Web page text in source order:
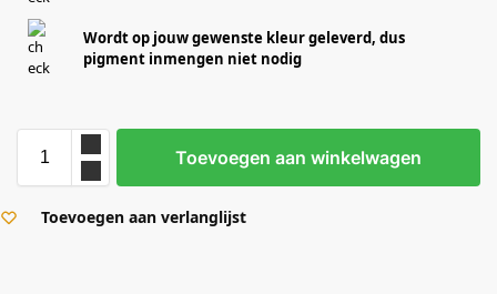
Wordt op jouw gewenste kleur geleverd, dus
pigment inmengen niet nodig
Toevoegen aan winkelwagen
Toevoegen aan verlanglijst